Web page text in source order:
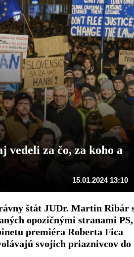
za čo, za koho a
15.01.2024 13:10
štát JUDr. Martin Ribár
opozičnými stranami PS,
premiéra Roberta Fica
svojich priaznivcov do